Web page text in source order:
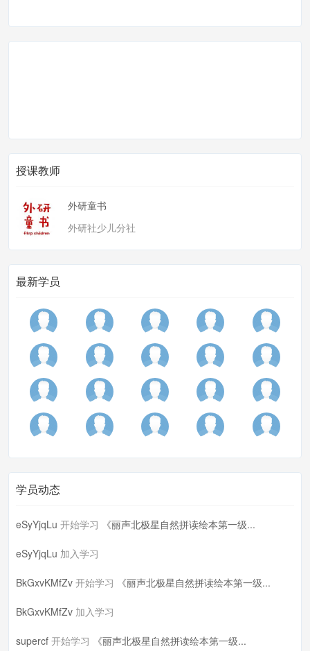
授课教师
外研童书
外研社少儿分社
最新学员
学员动态
eSyYjqLu 开始学习 《丽声北极星自然拼读绘本第一级...
eSyYjqLu 加入学习
BkGxvKMfZv 开始学习 《丽声北极星自然拼读绘本第一级...
BkGxvKMfZv 加入学习
supercf 开始学习 《丽声北极星自然拼读绘本第一级...